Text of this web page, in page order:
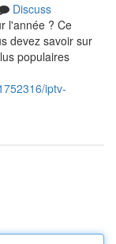
Discuss
l'année ? Ce
devez savoir sur
populaires
iptv-